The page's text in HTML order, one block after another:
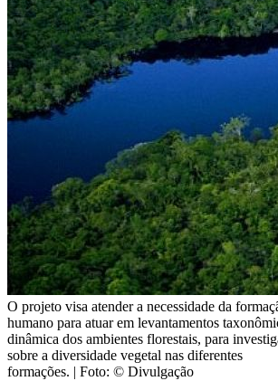
O projeto visa atender a necessidade da
humano para atuar em levantamentos
dinâmica dos ambientes florestais, para
sobre a diversidade vegetal nas diferentes
formações. | Foto: © Divulgação